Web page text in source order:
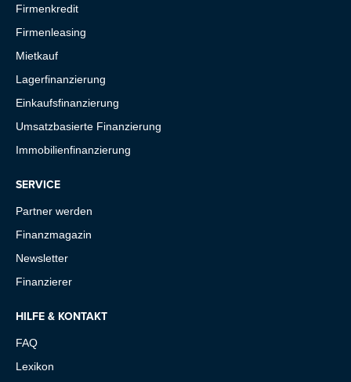
Firmenkredit
Firmenleasing
Mietkauf
Lagerfinanzierung
Einkaufsfinanzierung
Umsatzbasierte Finanzierung
Immobilienfinanzierung
SERVICE
Partner werden
Finanzmagazin
Newsletter
Finanzierer
HILFE & KONTAKT
FAQ
Lexikon